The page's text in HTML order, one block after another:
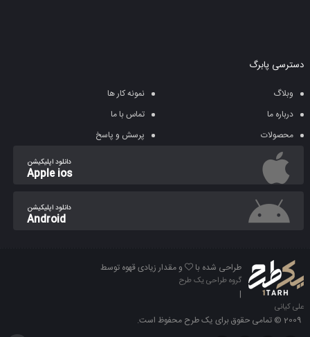
دسترسی پابرگ
وبلاگ
نمونه کار ها
درباره ما
تماس با ما
محصولات
پرسش و پاسخ
دانلود اپلیکیشن
Apple ios
دانلود اپلیکیشن
Android
طراحی شده با و مقدار زیادی قهوه توسط
گروه طراحی یک طرح
|
علی کیانی